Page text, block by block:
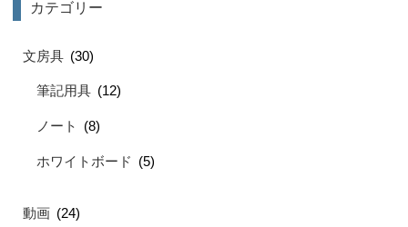
カテゴリー
文房具 (30)
筆記用具 (12)
ノート (8)
ホワイトボード (5)
動画 (24)